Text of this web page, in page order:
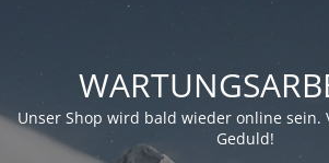
Unser Shop wird bald wieder online sein.
Geduld!